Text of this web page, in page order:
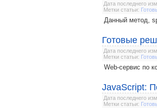
Дата последнего
Метки статьи:
Данный метод,
Готовые
Дата последнего
Метки статьи:
Web-сервис по
JavaScript:
Дата последнего
Метки статьи: